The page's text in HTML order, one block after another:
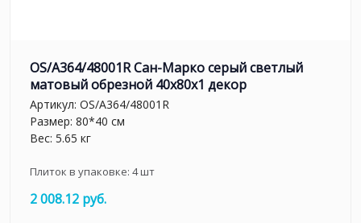
OS/A364/48001R Сан-Марко серый светлый
матовый обрезной 40x80x1 декор
Артикул: OS/A364/48001R
Размер: 80*40 см
Вес: 5.65 кг
Плиток в упаковке: 4шт
2 008.12 руб.